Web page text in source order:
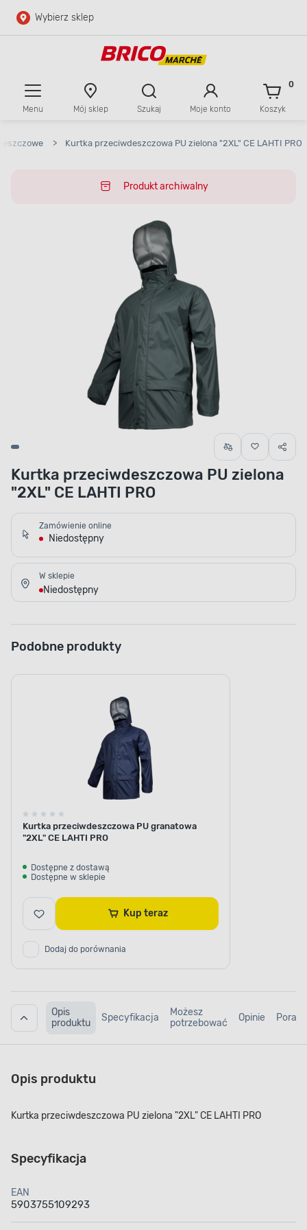
Przejdź do głównej zawartości
Wybierz sklep
Menu Mój sklep Szukaj Moje konto Koszyk
0
> Kurtka przeciwdeszczowa PU zielona "2XL" CE LAHTI PRO
Produkt archiwalny
Kurtka przeciwdeszczowa PU zielona
"2XL" CE LAHTI PRO
Zamówienie online
Niedostępny
W sklepie
Niedostępny
Podobne produkty
Kurtka przeciwdeszczowa PU granatowa
"2XL" CE LAHTI PRO
Dostępne z dostawą
Dostępne w sklepie
Kup teraz
Dodaj do porównania
Opis
produktu
Specyfikacja
Możesz
potrzebować
Opinie Porady
Opis produktu
Kurtka przeciwdeszczowa PU zielona "2XL" CE LAHTI PRO
Specyfikacja
EAN
5903755109293